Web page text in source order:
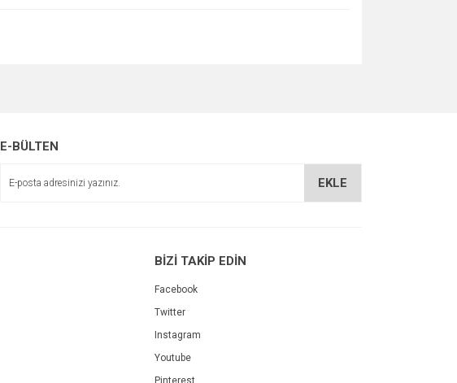
E-BÜLTEN
EKLE
BİZİ TAKİP EDİN
Facebook
Twitter
Instagram
Youtube
Pinterest